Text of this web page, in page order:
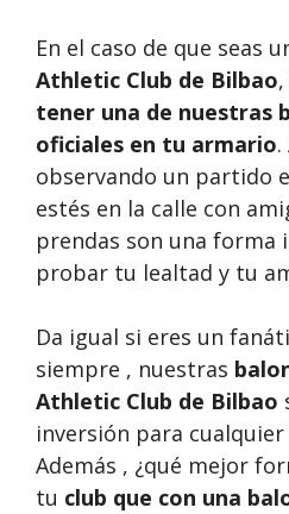
En el caso de que seas
Athletic Club de Bilbao
tener una de nuestras
oficiales en tu armario.
observando un partido
estés en la calle con
prendas son una forma
probar tu lealtad y tu
Da igual si eres un
siempre , nuestras
Athletic Club de Bilbao
inversión para
Además , ¿qué mejor
tu club que con una